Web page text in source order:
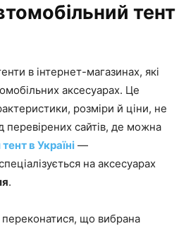
тент
в інтернет-магазинах, які
аксесуарах. Це
розміри й ціни, не
сайтів, де можна
в Україні —
на аксесуарах
.
що вибрана